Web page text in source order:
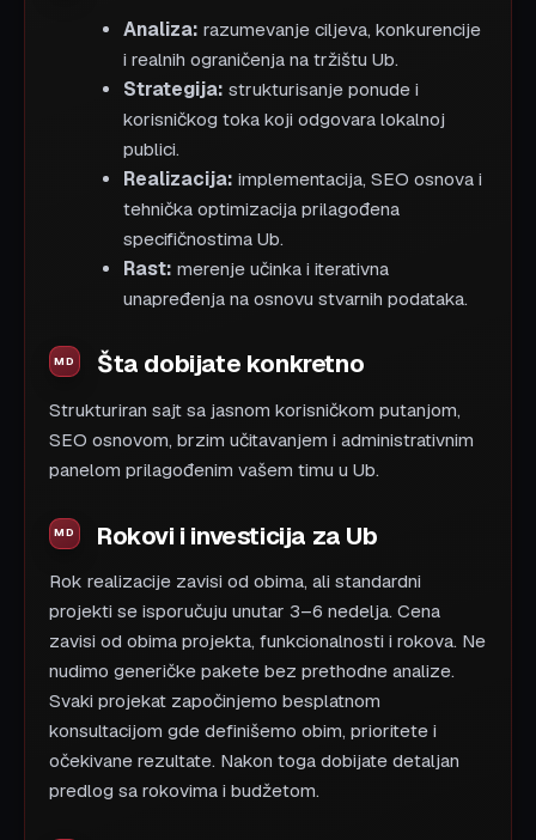
Analiza: razumevanje ciljeva, konkurencije
i realnih ograničenja na tržištu Ub.
Strategija: strukturisanje ponude i
korisničkog toka koji odgovara lokalnoj
publici.
Realizacija: implementacija, SEO osnova i
tehnička optimizacija prilagođena
specifičnostima Ub.
Rast: merenje učinka i iterativna
unapređenja na osnovu stvarnih podataka.
Šta dobijate konkretno
Strukturiran sajt sa jasnom korisničkom putanjom,
SEO osnovom, brzim učitavanjem i administrativnim
panelom prilagođenim vašem timu u Ub.
Rokovi i investicija za Ub
Rok realizacije zavisi od obima, ali standardni
projekti se isporučuju unutar 3–6 nedelja. Cena
zavisi od obima projekta, funkcionalnosti i rokova. Ne
nudimo generičke pakete bez prethodne analize.
Svaki projekat započinjemo besplatnom
konsultacijom gde definišemo obim, prioritete i
očekivane rezultate. Nakon toga dobijate detaljan
predlog sa rokovima i budžetom.